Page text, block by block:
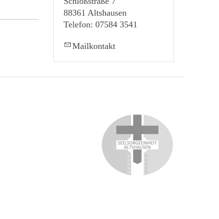
88361 Altshausen
Telefon: 07584 3541
Mailkontakt